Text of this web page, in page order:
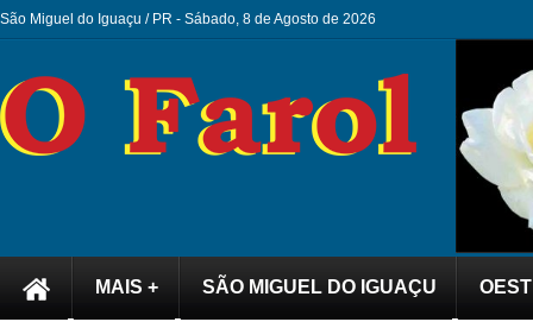
São Miguel do Iguaçu / PR - Sábado, 8 de Agosto de 2026
MAIS + SÃO MIGUEL DO IGUAÇU